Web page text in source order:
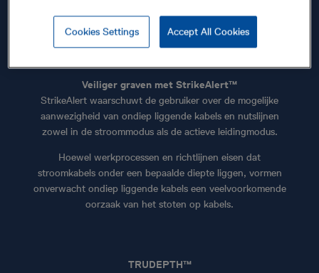
Veiliger graven met StrikeAlert™
StrikeAlert waarschuwt de gebruiker over de mogelijke
aanwezigheid van ondiep liggende kabels en nutslijnen
zowel in de stroommodus als de actieve leidingmodus.
Hoewel werkprocessen en richtlijnen eisen dat
stroomkabels onder een bepaalde diepte liggen, vormen
onverwacht ondiep liggende kabels een veelvoorkomende
oorzaak van het stoten op kabels.
TRUDEPTH™
Accept All Cookies
Cookies Settings